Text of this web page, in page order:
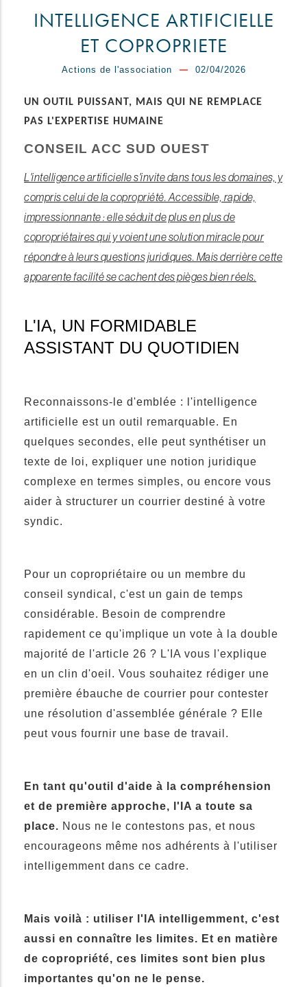
INTELLIGENCE ARTIFICIELLE
ET COPROPRIETE
Actions de l'association 02/04/2026
UN OUTIL PUISSANT, MAIS QUI NE REMPLACE
PAS L'EXPERTISE HUMAINE
CONSEIL ACC SUD OUEST
L'intelligence artificielle s'invite dans tous les domaines, y
compris celui de la copropriété. Accessible, rapide,
impressionnante : elle séduit de plus en plus de
copropriétaires qui y voient une solution miracle pour
répondre à leurs questions juridiques. Mais derrière cette
apparente facilité se cachent des pièges bien réels.
L'IA, UN FORMIDABLE
ASSISTANT DU QUOTIDIEN
Reconnaissons-le d'emblée : l'intelligence
artificielle est un outil remarquable. En
quelques secondes, elle peut synthétiser un
texte de loi, expliquer une notion juridique
complexe en termes simples, ou encore vous
aider à structurer un courrier destiné à votre
syndic.
Pour un copropriétaire ou un membre du
conseil syndical, c'est un gain de temps
considérable. Besoin de comprendre
rapidement ce qu'implique un vote à la double
majorité de l'article 26 ? L'IA vous l'explique
en un clin d'oeil. Vous souhaitez rédiger une
première ébauche de courrier pour contester
une résolution d'assemblée générale ? Elle
peut vous fournir une base de travail.
En tant qu'outil d'aide à la compréhension
et de première approche, l'IA a toute sa
place. Nous ne le contestons pas, et nous
encourageons même nos adhérents à l'utiliser
intelligemment dans ce cadre.
Mais voilà : utiliser l'IA intelligemment, c'est
aussi en connaître les limites. Et en matière
de copropriété, ces limites sont bien plus
importantes qu'on ne le pense.